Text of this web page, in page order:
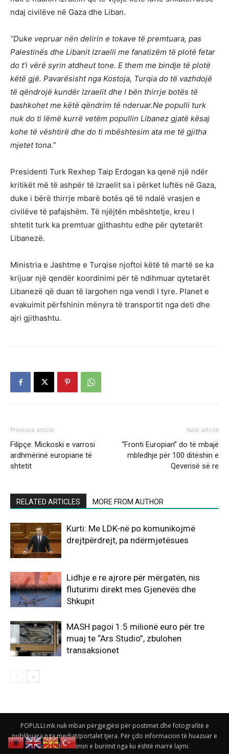
ndaj civilëve në Gaza dhe Liban.
“Duke vepruar nën delirin e tokave të premtuara, pas
Palestinës dhe Libanit Izraelli me fanatizëm të plotë fetar
do t’i vërë syrin atdheut tone. E them me bindje të plotë
këtë gjë. Pavarësisht nga Kostoja, Turqia do të vazhdojë
të qëndrojë kundër Izraelit dhe I bën thirrje botës të
bashkohet me këtë qëndrim të nderuar.Ne populli turk
nuk do ti lëmë kurrë vetëm popullin Libanez gjatë kësaj
kohe të vështirë dhe do ti mbështesim ata me të gjitha
mjetet tona.”
Presidenti Turk Rexhep Taip Erdogan ka qenë një ndër
kritikët më të ashpër të Izraelit sa i përket luftës në Gaza,
duke i bërë thirrje mbarë botës që të ndalë vrasjen e
civilëve të pafajshëm. Të njëjtën mbështetje, kreu I
shtetit turk ka premtuar gjithashtu edhe për qytetarët
Libanezë.
Ministria e Jashtme e Turqise njoftoi këtë të martë se ka
krijuar një qendër koordinimi për të ndihmuar qytetarët
Libanezë që duan të largohen nga vendi I tyre. Planet e
evakuimit përfshinin mënyra të transportit nga deti dhe
ajri gjithashtu.
Previous article
Filipçe: Mickoski e varrosi
ardhmërinë europiane të
shtetit
Next article
“Fronti Europian” do të mbajë
mbledhje për 100 ditëshin e
Qeverisë së re
RELATED ARTICLES MORE FROM AUTHOR
Kurti: Me LDK-në po komunikojmë
drejtpërdrejt, pa ndërmjetësues
Lidhje e re ajrore për mërgatën, nis
fluturimi direkt mes Gjenevës dhe
Shkupit
MASH pagoi 1.5 milionë euro për tre
muaj te “Ars Studio”, zbulohen
transaksionet
POPULLI.mk nuk mban përgjegjësi për postimet dhe fotografitë e
publikuara nga mediat/portalet tjera. Për çdo informacion të huazuar e
keni edhe citimin e burimit nga ku është marrë lajmi.